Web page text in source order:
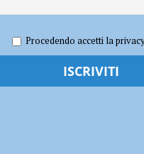
2026/2027 NOTIZIE
MC Eventi a Piacenza
Procedendo accetti la